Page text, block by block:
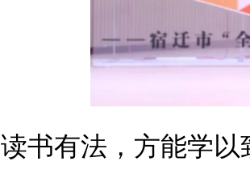
读书有法，方能学